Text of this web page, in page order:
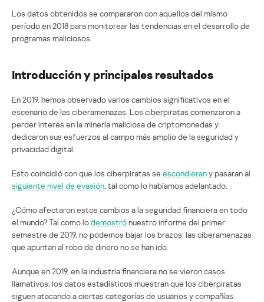
Los datos obtenidos se compararon con aquellos del mismo
período en 2018 para monitorear las tendencias en el desarrollo de
programas maliciosos.
Introducción y principales resultados
En 2019, hemos observado varios cambios significativos en el
escenario de las ciberamenazas. Los ciberpiratas comenzaron a
perder interés en la minería maliciosa de criptomonedas y
dedicaron sus esfuerzos al campo más amplio de la seguridad y
privacidad digital.
Esto coincidió con que los ciberpiratas se escondierany pasaran al
siguiente nivel de evasión , tal como lo habíamos adelantado.
¿Cómo afectaron estos cambios a la seguridad financiera en todo
el mundo? Tal como lodemostrónuestro informe del primer
semestre de 2019, no podemos bajar los brazos: las ciberamenazas
que apuntan al robo de dinero no se han ido.
Aunque en 2019, en la industria financiera no se vieron casos
llamativos, los datos estadísticos muestran que los ciberpiratas
siguen atacando a ciertas categorías de usuarios y compañías.